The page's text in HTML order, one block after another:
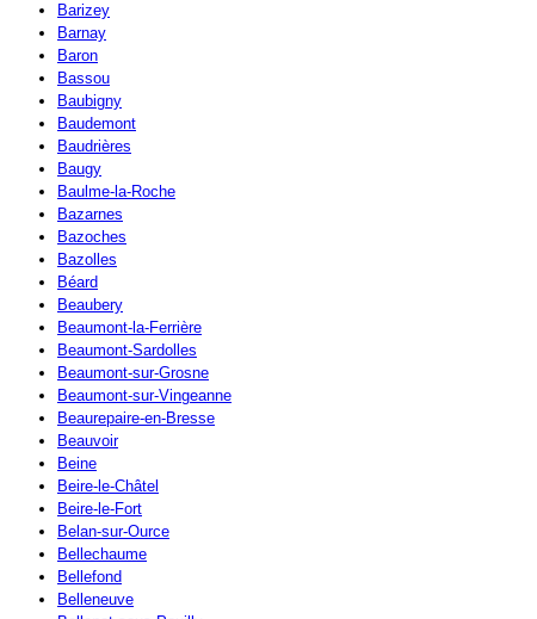
Barizey
Barnay
Baron
Bassou
Baubigny
Baudemont
Baudrières
Baugy
Baulme-la-Roche
Bazarnes
Bazoches
Bazolles
Béard
Beaubery
Beaumont-la-Ferrière
Beaumont-Sardolles
Beaumont-sur-Grosne
Beaumont-sur-Vingeanne
Beaurepaire-en-Bresse
Beauvoir
Beine
Beire-le-Châtel
Beire-le-Fort
Belan-sur-Ource
Bellechaume
Bellefond
Belleneuve